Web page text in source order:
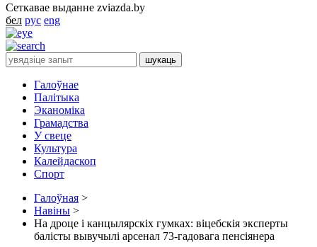
Сеткавае выданне zviazda.by
бел рус eng
Галоўнае
Палітыка
Эканоміка
Грамадства
У свеце
Культура
Калейдаскоп
Спорт
Галоўная >
Навіны >
На дроце і канцылярскіх гумках: віцебскія эксперты
балісты вывучылі арсенал 73-гадовага пенсіянера